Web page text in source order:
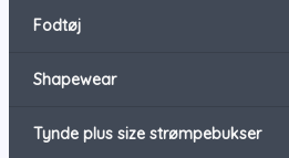
Fodtøj
Shapewear
Tynde plus size strømpebukser